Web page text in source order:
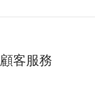
顧客服務